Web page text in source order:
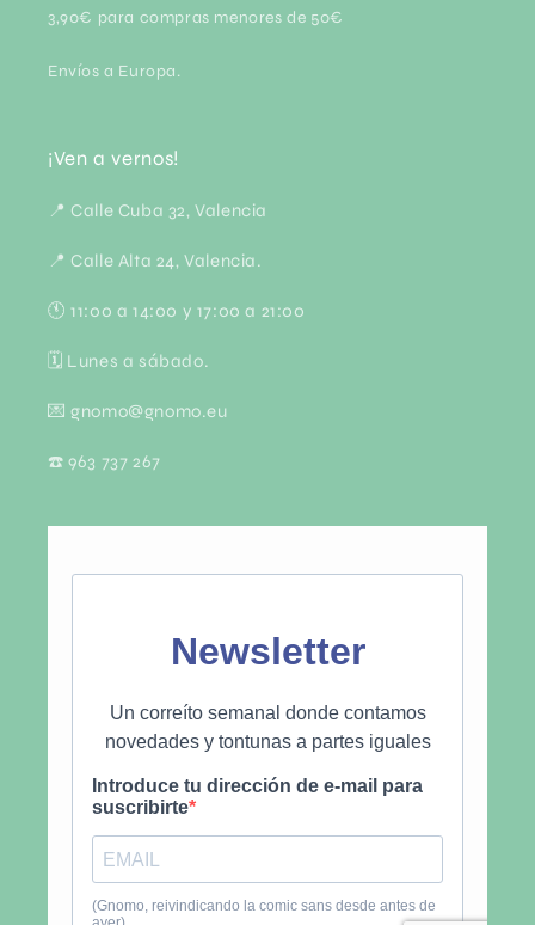
3,90€ para compras menores de 50€
Envíos a Europa.
¡Ven a vernos!
📍 Calle Cuba 32, Valencia
📍 Calle Alta 24, Valencia.
🕚 11:00 a 14:00 y 17:00 a 21:00
🗓 Lunes a sábado.
💌 gnomo@gnomo.eu
☎️ 963 737 267